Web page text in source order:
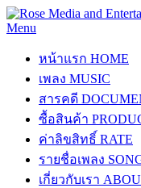
Menu
หน้าแรก HOME
เพลง MUSIC
สารคดี
ซื้อสินค้า
ค่าลิขสิทธิ์ RATE
รายชื่อเพลง
เกี่ยวกับเรา